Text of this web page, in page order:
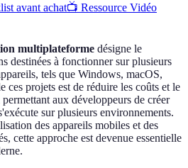
avant achat📺 Ressource Vidéo
multiplateforme désigne le
destinées à fonctionner sur plusieurs
tels que Windows, macOS,
projets est de réduire les coûts et le
aux développeurs de créer
sur plusieurs environnements.
des appareils mobiles et des
cette approche est devenue essentielle